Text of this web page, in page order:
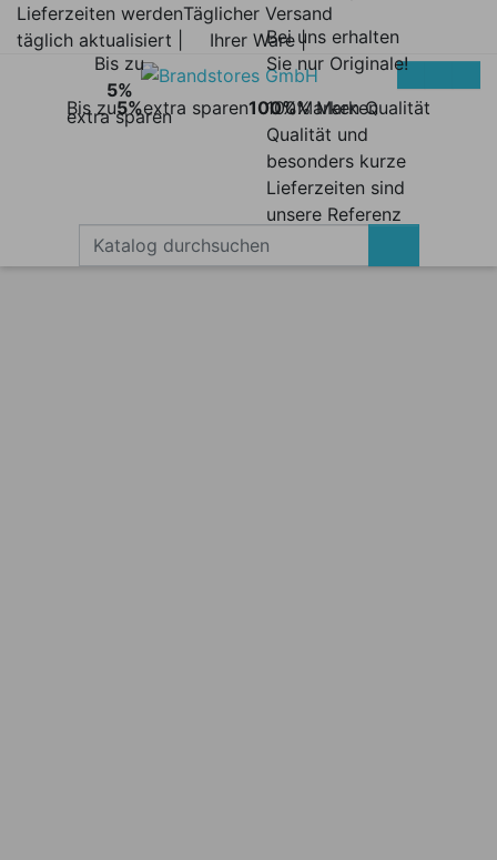
Lieferzeiten werden
täglich aktualisiert |
Täglicher Versand
Ihrer Ware |
Bis zu5%extra sparen
Bis zu
5%
extra sparen
100%Marken Qualität
Bei uns erhalten
Sie nur Originale!
100% Marken
Qualität und
besonders kurze
Lieferzeiten sind
unsere Referenz